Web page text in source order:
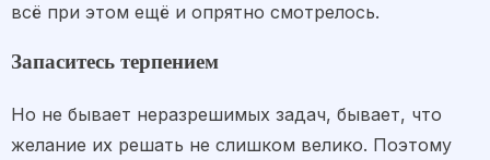
всё при этом ещё и опрятно смотрелось.
Запаситесь терпением
Но не бывает неразрешимых задач, бывает, что
желание их решать не слишком велико. Поэтому